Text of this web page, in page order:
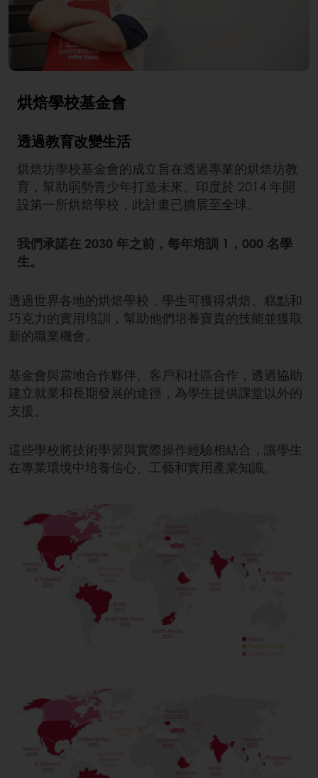
烘焙學校基金會
透過教育改變生活
烘焙坊學校基金會的成立旨在透過專業的烘焙坊教
育，幫助弱勢青少年打造未來。印度於 2014 年開
設第一所烘焙學校，此計畫已擴展至全球。
我們承諾在 2030 年之前，每年培訓 1，000 名學
生。
透過世界各地的烘焙學校，學生可獲得烘焙、糕點和
巧克力的實用培訓，幫助他們培養寶貴的技能並獲取
新的職業機會。
基金會與當地合作夥伴、客戶和社區合作，透過協助
建立就業和長期發展的途徑，為學生提供課堂以外的
支援。
這些學校將技術學習與實際操作經驗相結合，讓學生
在專業環境中培養信心、工藝和實用產業知識。